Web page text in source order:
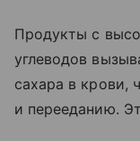
Продукты с
углеводов
сахара в крови,
и перееданию.